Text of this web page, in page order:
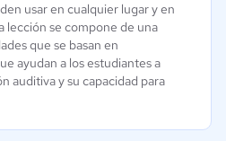
usar en cualquier lugar y en
lección se compone de una
que se basan en
ayudan a los estudiantes a
auditiva y su capacidad para